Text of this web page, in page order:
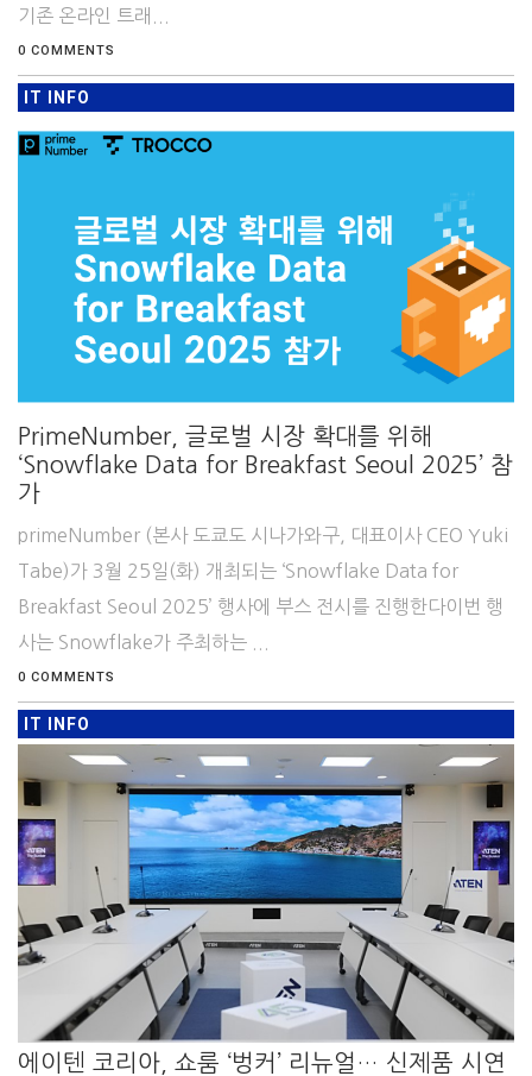
기존 온라인 트래...
0 COMMENTS
IT INFO
PrimeNumber, 글로벌 시장 확대를 위해
‘Snowflake Data for Breakfast Seoul 2025’ 참
가
primeNumber (본사 도쿄도 시나가와구, 대표이사 CEO Yuki
Tabe)가 3월 25일(화) 개최되는 ‘Snowflake Data for
Breakfast Seoul 2025’ 행사에 부스 전시를 진행한다이번 행
사는 Snowflake가 주최하는 ...
0 COMMENTS
IT INFO
에이텐 코리아, 쇼룸 ‘벙커’ 리뉴얼… 신제품 시연